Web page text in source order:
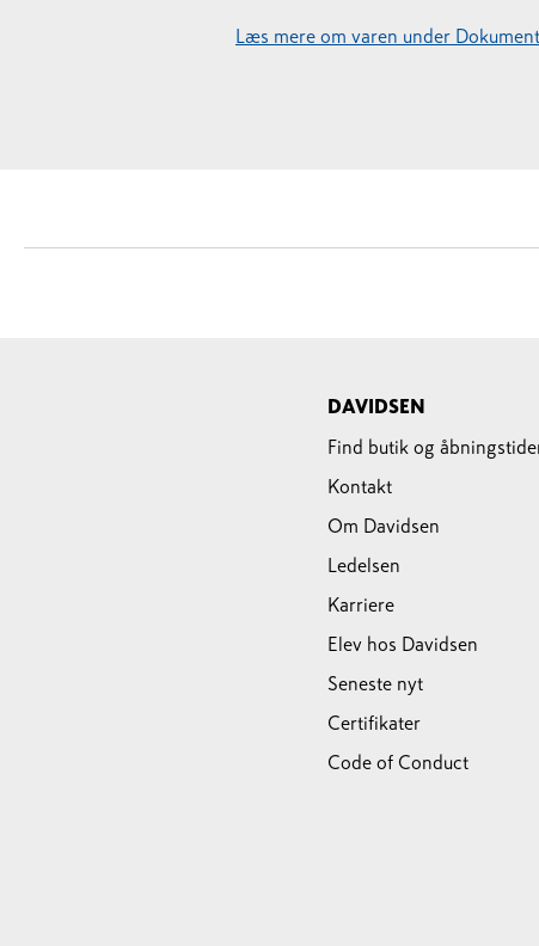
Læs mere om varen under
DAVIDSEN
Find butik og
Kontakt
Om Davidsen
Ledelsen
Karriere
Elev hos Davidsen
Seneste nyt
Certifikater
Code of Conduct